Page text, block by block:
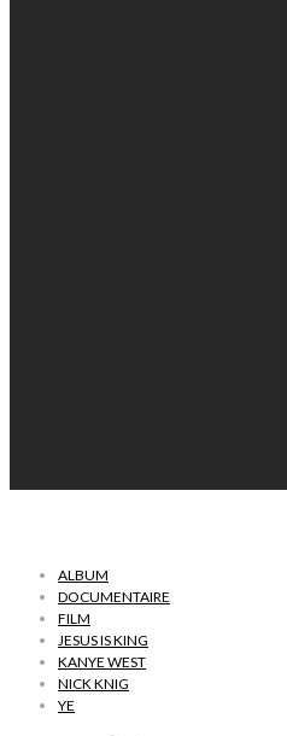
ALBUM
DOCUMENTAIRE
FILM
JESUS IS KING
KANYE WEST
NICK KNIG
YE